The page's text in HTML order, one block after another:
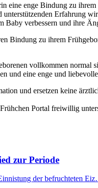
eine enge Bindung zu
Erfahrung
verbessern und ihre
Bindung zu ihrem
vollkommen
und eine enge und
und ersetzen keine
Portal freiwillig
zur Periode
der befruchteten